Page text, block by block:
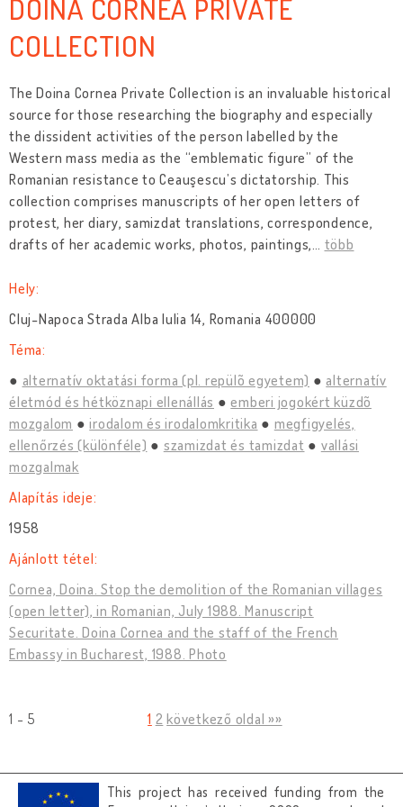
DOINA CORNEA PRIVATE
COLLECTION
The Doina Cornea Private Collection is an invaluable historical
source for those researching the biography and especially
the dissident activities of the person labelled by the
Western mass media as the “emblematic figure” of the
Romanian resistance to Ceauşescu’s dictatorship. This
collection comprises manuscripts of her open letters of
protest, her diary, samizdat translations, correspondence,
drafts of her academic works, photos, paintings,… több
Hely:
Cluj-Napoca Strada Alba Iulia 14, Romania 400000
Téma:
alternatív oktatási forma (pl. repülõ egyetem)
alternatív
életmód és hétköznapi ellenállás
emberi jogokért küzdõ
mozgalom
irodalom és irodalomkritika
megfigyelés,
ellenőrzés (különféle)
szamizdat és tamizdat
vallási
mozgalmak
Alapítás ideje:
1958
Ajánlott tétel:
Cornea, Doina. Stop the demolition of the Romanian villages
(open letter), in Romanian, July 1988. Manuscript
Securitate. Doina Cornea and the staff of the French
Embassy in Bucharest, 1988. Photo
1 - 5 1 2 következő oldal »»
This project has received funding from the